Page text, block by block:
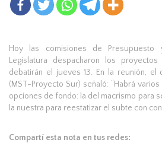
Hoy las comisiones de
Legislatura despacharon los
debatirán el jueves 13. En la reunión, el
(MST-Proyecto Sur) señaló: “Habrá
opciones de fondo: la del macrismo para
la nuestra para reestatizar el subte con
Compartí esta nota en tus redes: